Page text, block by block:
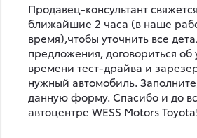
Продавец-консультант
ближайшие 2 часа (в наше
время),чтобы уточнить все
предложения, договориться об
времени тест-драйва и
нужный автомобиль.
данную форму. Спасибо и до
автоцентре WESS Motors